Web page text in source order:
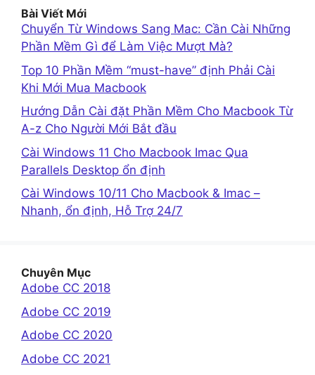
Bài Viết Mới
Chuyển Từ Windows Sang Mac: Cần Cài Những
Phần Mềm Gì để Làm Việc Mượt Mà?
Top 10 Phần Mềm “must-have” định Phải Cài
Khi Mới Mua Macbook
Hướng Dẫn Cài đặt Phần Mềm Cho Macbook Từ
A-z Cho Người Mới Bắt đầu
Cài Windows 11 Cho Macbook Imac Qua
Parallels Desktop ổn định
Cài Windows 10/11 Cho Macbook & Imac –
Nhanh, ổn định, Hỗ Trợ 24/7
Chuyên Mục
Adobe CC 2018
Adobe CC 2019
Adobe CC 2020
Adobe CC 2021